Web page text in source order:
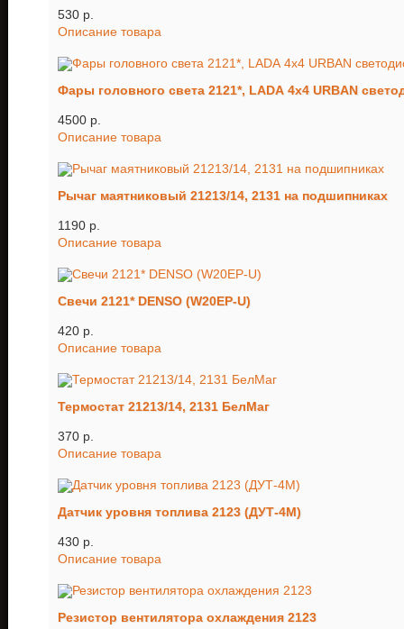
530 p.
Описание товара
Фары головного света 2121*, LADA 4x4 URBAN
4500 p.
Описание товара
Рычаг маятниковый 21213/14, 2131 на подшипниках
1190 p.
Описание товара
Свечи 2121* DENSO (W20EP-U)
420 p.
Описание товара
Термостат 21213/14, 2131 БелМаг
370 p.
Описание товара
Датчик уровня топлива 2123 (ДУТ-4М)
430 p.
Описание товара
Резистор вентилятора охлаждения 2123